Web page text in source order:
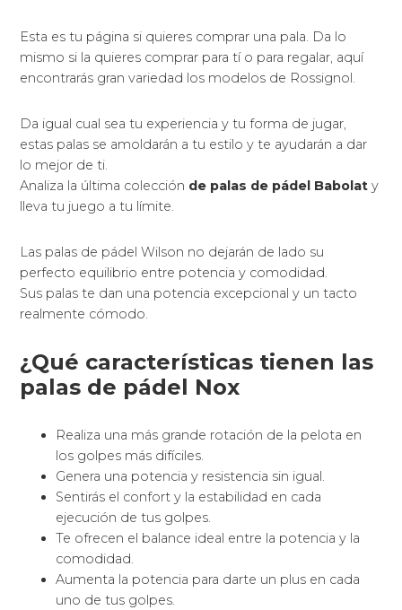
Esta es tu página si quieres comprar una pala. Da lo
mismo si la quieres comprar para tí o para regalar, aquí
encontrarás gran variedad los modelos de Rossignol.
Da igual cual sea tu experiencia y tu forma de jugar,
estas palas se amoldarán a tu estilo y te ayudarán a dar
lo mejor de ti.
Analiza la última colección de palas de pádel Babolat y
lleva tu juego a tu límite.
Las palas de pádel Wilson no dejarán de lado su
perfecto equilibrio entre potencia y comodidad.
Sus palas te dan una potencia excepcional y un tacto
realmente cómodo.
¿Qué características tienen las
palas de pádel Nox
Realiza una más grande rotación de la pelota en
los golpes más difíciles.
Genera una potencia y resistencia sin igual.
Sentirás el confort y la estabilidad en cada
ejecución de tus golpes.
Te ofrecen el balance ideal entre la potencia y la
comodidad.
Aumenta la potencia para darte un plus en cada
uno de tus golpes.